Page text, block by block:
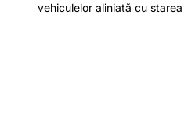
vehiculelor aliniată cu